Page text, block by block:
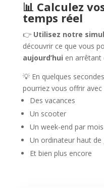
📊 Calculez
temps réel
👉 Utilisez notre
découvrir ce que vous
aujourd’hui en arrêtant
💡 En quelques
pourriez vous offrir avec
Des vacances
Un scooter
Un week-end par mois
Un ordinateur haut de
Et bien plus encore